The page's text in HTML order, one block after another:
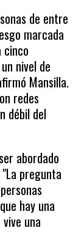
de entre
marcada
cinco
nivel de
Mansilla.
redes
débil del
abordado
pregunta
hay una
una